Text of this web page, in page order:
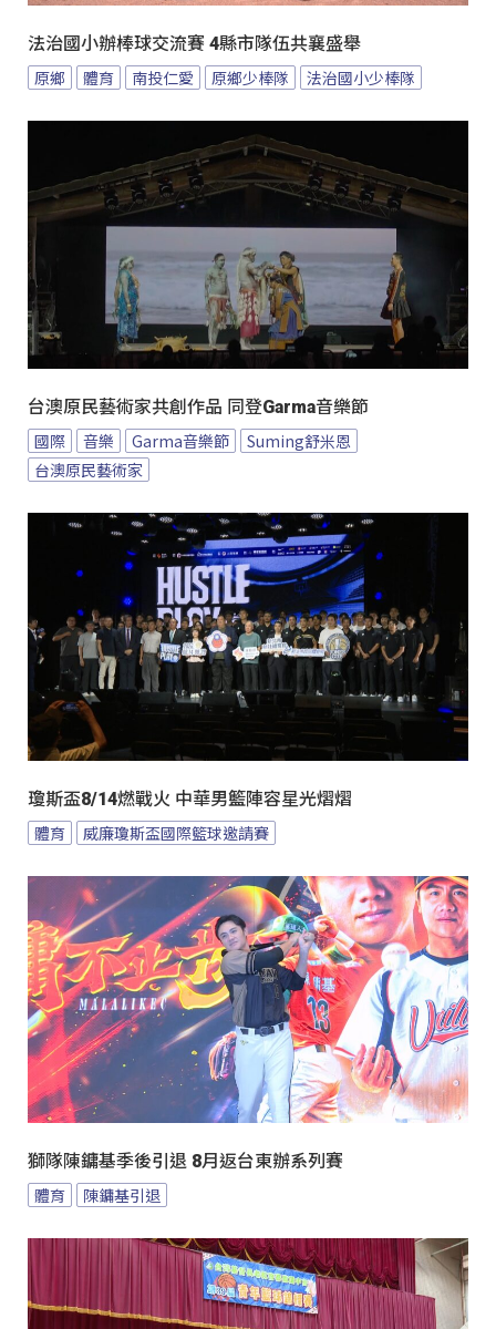
法治國小辦棒球交流賽 4縣市隊伍共襄盛舉
原鄉 體育 南投仁愛 原鄉少棒隊 法治國小少棒隊
台澳原民藝術家共創作品 同登Garma音樂節
國際 音樂 Garma音樂節
Suming舒米恩
台澳原民藝術家
瓊斯盃8/14燃戰火 中華男籃陣容星光熠熠
體育 威廉瓊斯盃國際籃球邀請賽
獅隊陳鏞基季後引退 8月返台東辦系列賽
體育 陳鏞基引退